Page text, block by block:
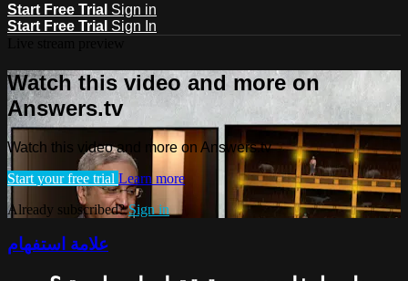
Start Free Trial Sign in
Start Free Trial Sign In
Watch this video and more on
Answers.tv
Watch this video and more on Answers.tv
Start your free trial Learn more
Already subscribed?Sign in
علامة استفهام